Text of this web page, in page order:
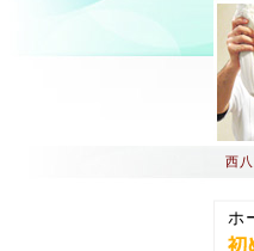
西
ホ